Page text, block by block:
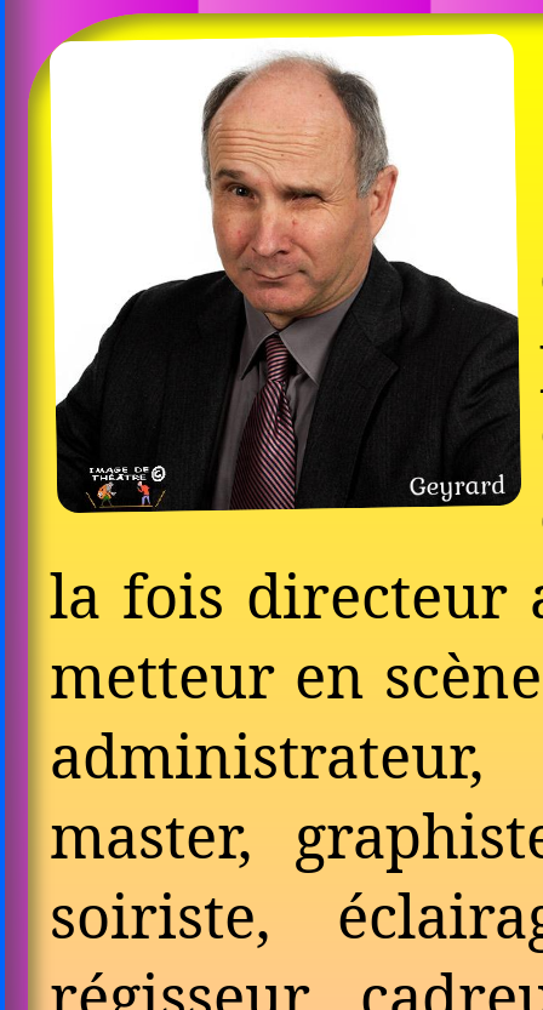
la fois direc­teur
metteur en
master,
soi­riste,